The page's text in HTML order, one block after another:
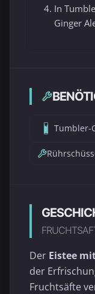
In
Ginger
Tumbler-
Der Eistee
der
Fruchtsäfte